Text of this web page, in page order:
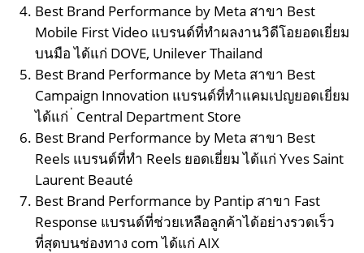
Best Brand Performance by Meta สาขา Best
Mobile First Video แบรนด์ที่ทำผลงานวิดีโอยอดเยี่ยม
บนมือ ได้แก่ DOVE, Unilever Thailand
Best Brand Performance by Meta สาขา Best
Campaign Innovation แบรนด์ที่ทำแคมเปญยอดเยี่ยม
ได้แก่ ่ Central Department Store
Best Brand Performance by Meta สาขา Best
Reels แบรนด์ที่ทำ Reels ยอดเยี่ยม ได้แก่ Yves Saint
Laurent Beauté
Best Brand Performance by Pantip สาขา Fast
Response แบรนด์ที่ช่วยเหลือลูกค้าได้อย่างรวดเร็ว
ที่สุดบนช่องทาง com ได้แก่ AIX